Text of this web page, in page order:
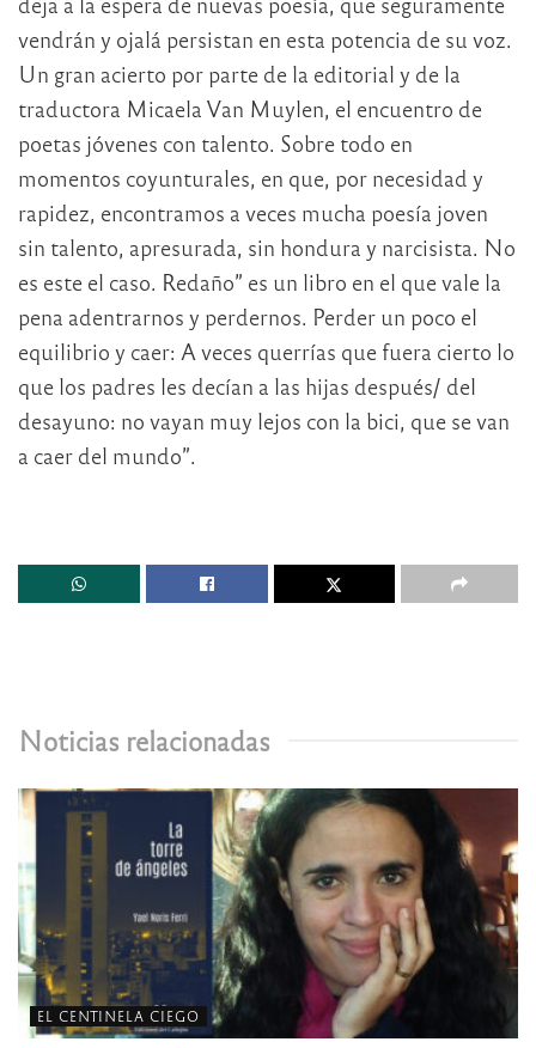
vendrán y ojalá persistan en esta potencia de su voz.
Un gran acierto por parte de la editorial y de la
traductora Micaela Van Muylen, el encuentro de
poetas jóvenes con talento. Sobre todo en
momentos coyunturales, en que, por necesidad y
rapidez, encontramos a veces mucha poesía joven
sin talento, apresurada, sin hondura y narcisista. No
es este el caso. Redaño” es un libro en el que vale la
pena adentrarnos y perdernos. Perder un poco el
equilibrio y caer: A veces querrías que fuera cierto lo
que los padres les decían a las hijas después/ del
desayuno: no vayan muy lejos con la bici, que se van
a caer del mundo”.
Noticias relacionadas
EL CENTINELA CIEGO